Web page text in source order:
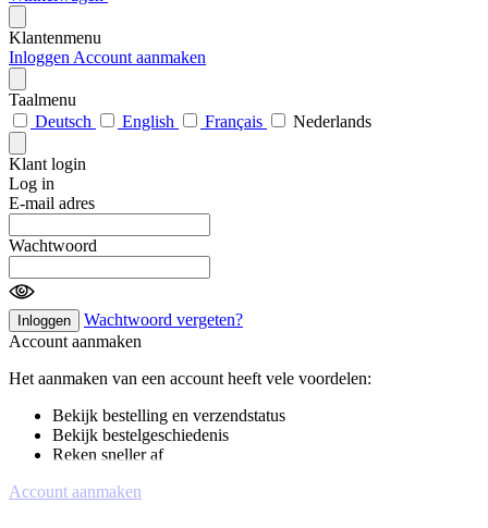
Klantenmenu
Inloggen Account aanmaken
Taalmenu
Deutsch
English Français Nederlands
Klant login
Log in
E-mail adres
Wachtwoord
Inloggen
Wachtwoord vergeten?
Account aanmaken
Het aanmaken van een account heeft vele voordelen:
Bekijk bestelling en verzendstatus
Bekijk bestelgeschiedenis
Reken sneller af
Account aanmaken